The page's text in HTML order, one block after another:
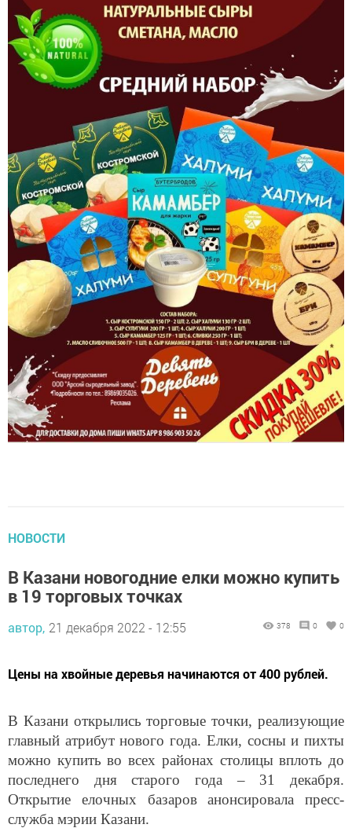
НОВОСТИ
В Казани новогодние елки можно купить
в 19 торговых точках
автор, 21 декабря 2022 - 12:55 378 0 0
Цены на хвойные деревья начинаются от 400 рублей.
В Казани открылись торговые точки, реализующие
главный атрибут нового года. Елки, сосны и пихты
можно купить во всех районах столицы вплоть до
последнего дня старого года – 31 декабря.
Открытие елочных базаров анонсировала пресс-
служба мэрии Казани.